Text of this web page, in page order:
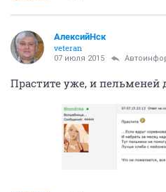
АлексийНск
veteran
07 июля 2015
Прастите уже, и пельменей